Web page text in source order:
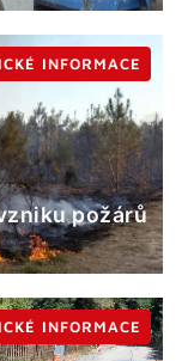
požárů
INFORMACE
INFORMACE